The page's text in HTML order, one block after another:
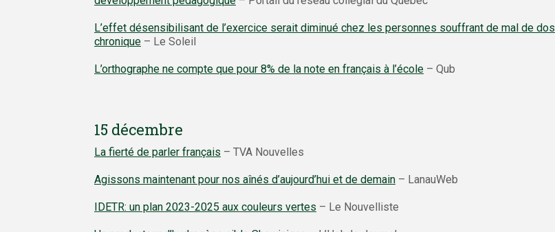
L’effet désensibilisant de l’exercice serait diminué chez les personnes souffrant de mal de dos
chronique – Le Soleil
L’orthographe ne compte que pour 8% de la note en français à l’école – Qub
15 décembre
La fierté de parler français – TVA Nouvelles
Agissons maintenant pour nos aînés d’aujourd’hui et de demain – LanauWeb
IDETR: un plan 2023-2025 aux couleurs vertes – Le Nouvelliste